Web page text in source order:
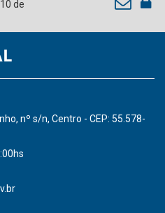
de Pernambuco
- CNM
Repasses